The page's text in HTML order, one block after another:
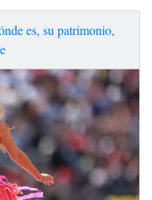
es, su patrimonio,